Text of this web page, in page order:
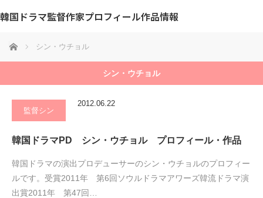
韓国ドラマ監督作家プロフィール作品情報
ホーム シン・ウチョル
シン・ウチョル
監督シン
2012.06.22
韓国ドラマPD シン・ウチョル プロフィール・作品
韓国ドラマの演出プロデューサーのシン・ウチョルのプロフィー
ルです。受賞2011年 第6回ソウルドラマアワーズ韓流ドラマ演
出賞2011年 第47回…